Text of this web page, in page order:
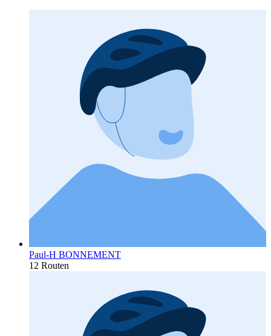
Paul-H BONNEMENT
12 Routen